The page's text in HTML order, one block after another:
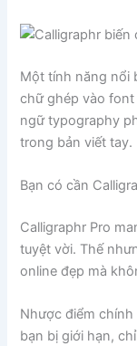
Một tính năng nổi
chữ ghép vào
ngữ typography
trong bản viết tay.
Bạn có cần
Calligraphr Pro
tuyệt vời. Thế
online đẹp mà
Nhược điểm
bạn bị giới hạn,